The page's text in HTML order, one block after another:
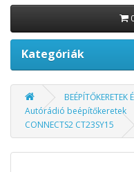
Kategóriák
Autórádió beépítőkeretek
CONNECTS2 CT23SY15